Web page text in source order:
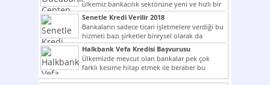
ülkemiz bankacılık sektörüne yeni ve hızlı bir
giriş yapmış olan...
Senetle Kredi Verilir 2018
Bankaların sadece ticari işletmelere verdiği bu
hizmeti bazı şirketler bireysel olarak da
vermektedir. Senetle kredi...
Halkbank Vefa Kredisi Başvurusu
Ülkemizde mevcut olan bankalar pek çok
farklı kesime hitap etmek ile beraber bu
noktada son...